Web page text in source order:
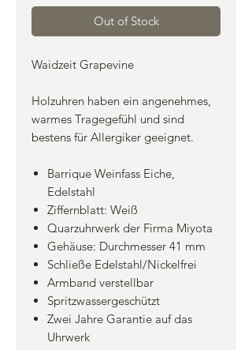
Out of Stock
Waidzeit Grapevine
Holzuhren haben ein angenehmes,
warmes Tragegefühl und sind
bestens für Allergiker geeignet.
Barrique Weinfass Eiche,
Edelstahl
Ziffernblatt: Weiß
Quarzuhrwerk der Firma Miyota
Gehäuse: Durchmesser 41 mm
Schließe Edelstahl/Nickelfrei
Armband verstellbar
Spritzwassergeschützt
Zwei Jahre Garantie auf das
Uhrwerk